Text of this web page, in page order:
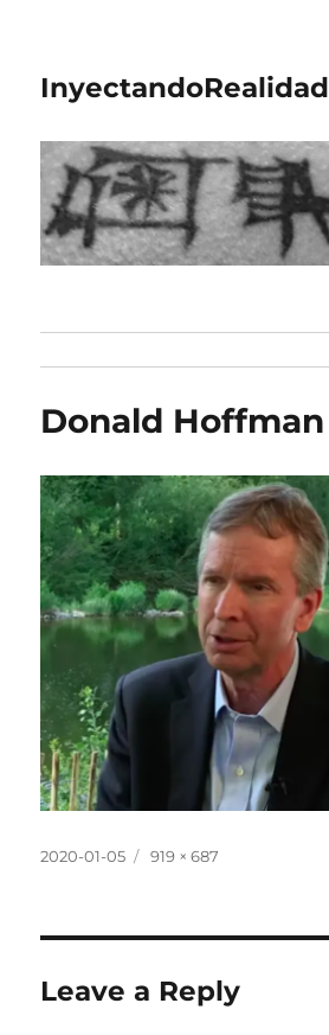
InyectandoRealidad
Donald Hoffman
Posted
2020-01-05
Full
919 × 687
Leave a Reply